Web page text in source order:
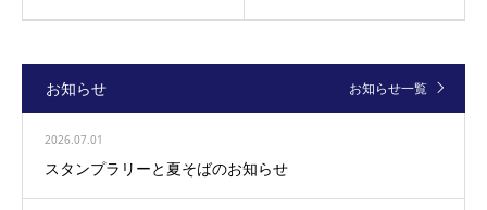
お知らせ お知らせ一覧
2026.07.01
スタンプラリーと夏そばのお知らせ